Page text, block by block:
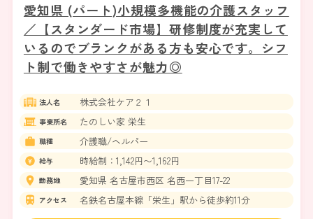
愛知県 (パート)小規模多機能の介護スタッフ
／【スタンダード市場】研修制度が充実して
いるのでブランクがある方も安心です。シフ
ト制で働きやすさが魅力◎
法人名 株式会社ケア２１
事業所名 たのしい家 栄生
職種 介護職/ヘルパー
給与 時給制：1,142円〜1,162円
勤務地 愛知県 名古屋市西区 名西一丁目17-22
アクセス 名鉄名古屋本線「栄生」駅から徒歩約11分